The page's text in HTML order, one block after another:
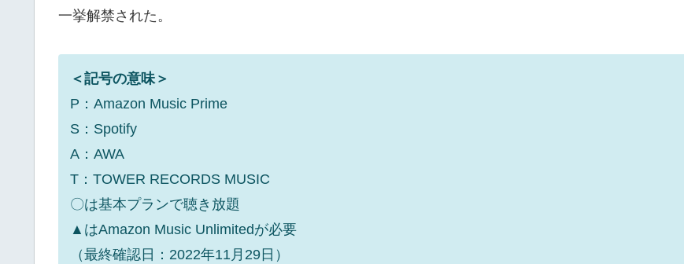
一挙解禁された。
＜記号の意味＞
P：Amazon Music Prime
S：Spotify
A：AWA
T：TOWER RECORDS MUSIC
〇は基本プランで聴き放題
▲はAmazon Music Unlimitedが必要
（最終確認日：2022年11月29日）